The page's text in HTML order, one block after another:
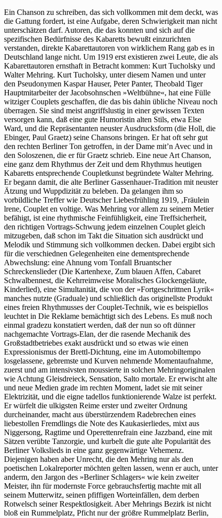
Ein Chanson zu schreiben, das sich vollkommen mit dem deckt, was
die Gattung fordert, ist eine Aufgabe, deren Schwierigkeit man nicht
unterschätzen darf. Autoren, die das konnten und sich auf die
spezifischen Bedürfnisse des Kabaretts bewußt einzurichten
verstanden, direkte Kabarettautoren von wirklichem Rang gab es in
Deutschland lange nicht. Um 1919 erst existieren zwei Leute, die als
Kabarettautoren ernsthaft in Betracht kommen: Kurt Tucholsky und
Walter Mehring. Kurt Tucholsky, unter diesem Namen und unter
den Pseudonymen Kaspar Hauser, Peter Panter, Theobald Tiger
Hauptmitarbeiter der Jacobsohnschen »Weltbühne«, hat eine Fülle
witziger Couplets geschaffen, die das bis dahin übliche Niveau noch
überragen. Sie sind meist angriffslustig in einer gewissen Texten
versorgen kann, daß eine gute Humoristin alten Stils, etwa Else
Ward, und die Repräsentanten neuster Ausdrucksform (die Holl, die
Ebinger, Paul Graetz) seine Chansons bringen. Er hat oft sehr gut
den rechten Berliner Ton getroffen, in der Dame mit’n Avec und in
den Soloszenen, die er für Graetz schrieb. Eine neue Art Chanson,
eine ganz dem Rhythmus der Zeit und dem Rhythmus heutigen
Kabaretts entsprechende Coupletkunst begründete Walter Mehring.
Er begann damit, die alte Berliner Gassenhauer-Tradition mit neuster
Ätzung und Wuppdizität zu beleben. Da gelangen ihm so
vorbildliche Treffer wie Deutscher Liebesfrühling 1919, ‚Fräulein
lrene, Couplet en voltige. Was Mehring vor allem zu seinem Metier
befähigt, ist eine rhythmische Feinfühligkeit, eine Treffsicherheit,
den richtigen Vortrags-Schwung jedem einzelnen Couplet gleich
mitzugeben, daß schon im Takt die Situation sich ausdrückt und
Melodik und Stimmung sich vollkommen decken. Dabei ergibt sich
für die verschiednen Gelegenheiten eine dementsprechende
Abwechslung: eine Ahnung vom Tonfall Bruantscher
Schreckenslieder (Die Kartenhexe, Zum blauen Affen, Cabaret
Schwalbennest, die Kehrreimweise Moralisches Glockengeläute,
Kinderlied), eine Simultanität, die von der »Fortgeschrittnen Lyrik«
manches nutzte (Graduale) und schließlich das originellste Produkt
eines freien Rhythmusses der Couplet-Technik, wie es beispiellos
leuchtet in Die Reklame bemächtigt sich des Lebens. Es muß noch
einmal gradezu konstatiert werden, daß der nun so oft dünner
nachgemachte Vortrags-Elan, der die rasende Mechanik des
Großstadtbetriebes exakt ausdrückt und so etwas wie einen
Expressionismus der Brettl-Dichtung, eine im Automobiltempo
losgelassene, gebremste und Kurven nehmende Momentaufnahme,
zuerst und am intensivsten moussierte in solchen Mehringoriginalen
wie Achtung Gleisdreieck, Sensation, Salto mortale. Er erwischt alte
und neue Medien grade im rechten Moment, ladet sie mit seiner
Elektrizität, und die eigne tadellos funktionierende Walze ist perfekt.
Er würfelt die ulkigsten Reime erster und zweiter Ordnung
durcheinander, macht aus überstürzendem Radebrechen eines
liebestollen Fremdlings die Note des Kaukasierliedes, mixt aus
Niggersong, Ragtime und Operettenrefrain eine Jazzband, eine mit
Sätzen verübte Tanzorgie, und kurbelt die gute alte Popularität des
Berliner Volkslieds in eine ganz gegenwärtige Vehemenz.
Diejenigen haben aber Unrecht, die den Mehring nur als den
poetischen Lokalreporter möchten gelten lassen, wenn er auch, unter
anderm, den Jargon des »Berliner Schlagers« wie kein zweiter
Meister, ihn für modernste Force gebrauchsfertig machte mit all
seinem Mutterwitz, seinen pfiffigen Worteinfällen, dem derben
Rotwelsch seiner Respektlosigkeit. Aber Mehrings Bezirk ist nicht
bloß ein Rummelplatz, Pficht nur der größre Rummelplatz Berlin,